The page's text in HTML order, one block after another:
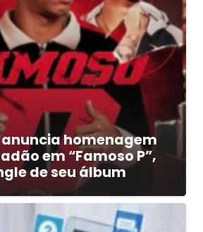
anuncia homenagem
em “Famoso P”,
de seu álbum